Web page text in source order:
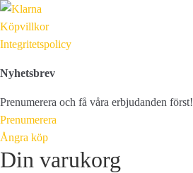
Köpvillkor
Integritetspolicy
Nyhetsbrev
Prenumerera och få våra erbjudanden först!
Prenumerera
Ångra köp
Din varukorg